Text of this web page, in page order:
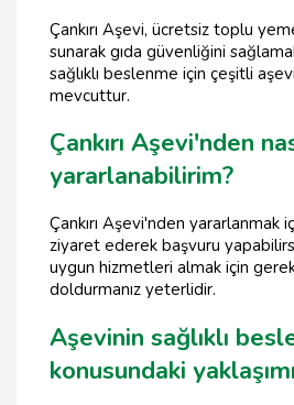
Çankırı Aşevi, ücretsiz toplu
sunarak gıda güvenliğini
sağlıklı beslenme için çeşitli
mevcuttur.
Çankırı Aşevi'nden
yararlanabilirim?
Çankırı Aşevi'nden yararlanmak
ziyaret ederek başvuru
uygun hizmetleri almak için
doldurmanız yeterlidir.
Aşevinin sağlıklı
konusundaki